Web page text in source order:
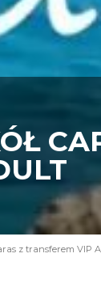
z transferem VIP